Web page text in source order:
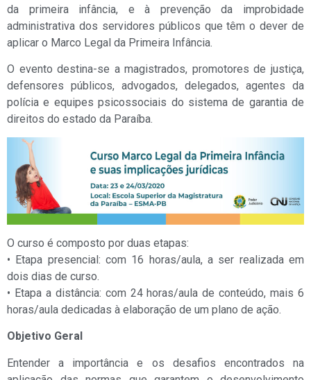
da primeira infância, e à prevenção da improbidade
administrativa dos servidores públicos que têm o dever de
aplicar o Marco Legal da Primeira Infância.
O evento destina-se a magistrados, promotores de justiça,
defensores públicos, advogados, delegados, agentes da
polícia e equipes psicossociais do sistema de garantia de
direitos do estado da Paraíba.
O curso é composto por duas etapas:
• Etapa presencial: com 16 horas/aula, a ser realizada em
dois dias de curso.
• Etapa a distância: com 24 horas/aula de conteúdo, mais 6
horas/aula dedicadas à elaboração de um plano de ação.
Objetivo Geral
Entender a importância e os desafios encontrados na